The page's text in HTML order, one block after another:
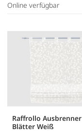
Online verfügbar
Raffrollo Ausbrenner
Blätter Weiß